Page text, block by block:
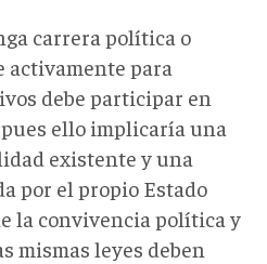
carrera política o
activamente para
debe participar en
ello implicaría una
existente y una
por el propio Estado
la convivencia política y
mismas leyes deben